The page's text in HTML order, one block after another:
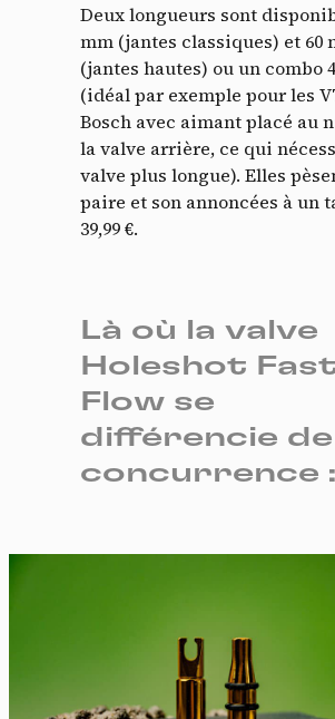
Deux longueurs sont
mm (jantes classiques) et 60
(jantes hautes) ou un combo
(idéal par exemple pour les
Bosch avec aimant placé au
la valve arrière, ce qui
valve plus longue). Elles
paire et son annoncées à un
39,99 €.
Là où la valve
Holeshot
Flow se
différencie de
concurrence :